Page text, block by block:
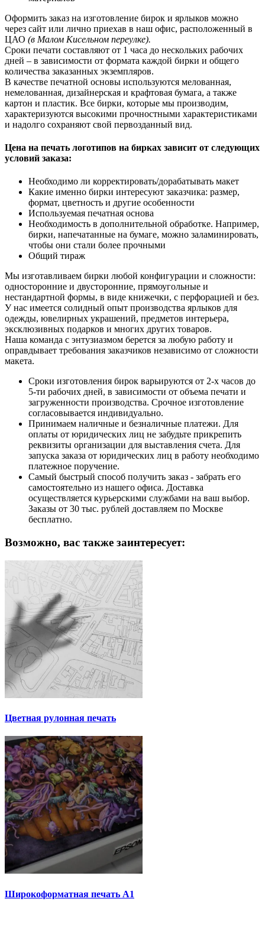
Оформить заказ на изготовление бирок и ярлыков можно
через сайт или лично приехав в наш офис, расположенный в
ЦАО (в Малом Кисельном переулке).
Сроки печати составляют от 1 часа до нескольких рабочих
дней – в зависимости от формата каждой бирки и общего
количества заказанных экземпляров.
В качестве печатной основы используются мелованная,
немелованная, дизайнерская и крафтовая бумага, а также
картон и пластик. Все бирки, которые мы производим,
характеризуются высокими прочностными характеристиками
и надолго сохраняют свой первозданный вид.
Цена на печать логотипов на бирках зависит от следующих
условий заказа:
Необходимо ли корректировать/дорабатывать макет
Какие именно бирки интересуют заказчика: размер,
формат, цветность и другие особенности
Используемая печатная основа
Необходимость в дополнительной обработке. Например,
бирки, напечатанные на бумаге, можно заламинировать,
чтобы они стали более прочными
Общий тираж
Мы изготавливаем бирки любой конфигурации и сложности:
односторонние и двусторонние, прямоугольные и
нестандартной формы, в виде книжечки, с перфорацией и без.
У нас имеется солидный опыт производства ярлыков для
одежды, ювелирных украшений, предметов интерьера,
эксклюзивных подарков и многих других товаров.
Наша команда с энтузиазмом берется за любую работу и
оправдывает требования заказчиков независимо от сложности
макета.
Сроки изготовления бирок варьируются от 2-х часов до
5-ти рабочих дней, в зависимости от объема печати и
загруженности производства. Срочное изготовление
согласовывается индивидуально.
Принимаем наличные и безналичные платежи. Для
оплаты от юридических лиц не забудьте прикрепить
реквизиты организации для выставления счета. Для
запуска заказа от юридических лиц в работу необходимо
платежное поручение.
Самый быстрый способ получить заказ - забрать его
самостоятельно из нашего офиса. Доставка
осуществляется курьерскими службами на ваш выбор.
Заказы от 30 тыс. рублей доставляем по Москве
бесплатно.
Возможно, вас также заинтересует:
Цветная рулонная печать
Широкоформатная печать А1